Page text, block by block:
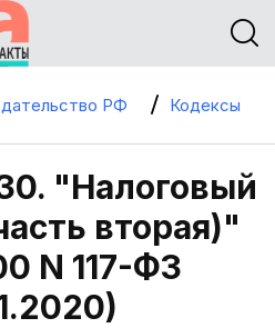
РФ Кодексы
"Налоговый
вторая)"
N 117-ФЗ